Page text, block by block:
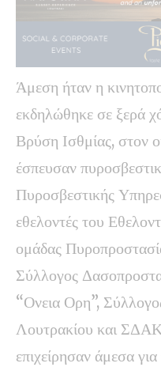
Άμεση ήταν η
εκδηλώθηκε σε ξερά
Βρύση Ισθμίας, στον
έσπευσαν
Πυροσβεστικής
εθελοντές του
ομάδας
Σύλλογος
“Ονεια Ορη”,
Λουτρακίου και ΣΔΑΚ
επιχείρησαν άμεσα